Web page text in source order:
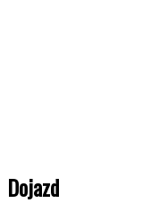
Dojazd